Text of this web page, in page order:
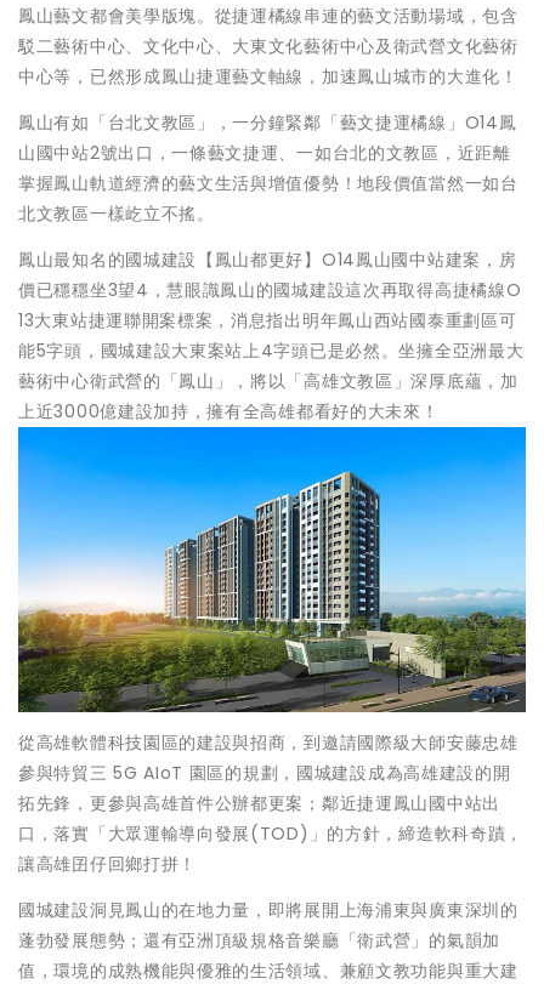
鳳山藝文都會美學版塊。從捷運橘線串連的藝文活動場域，包含
駁二藝術中心、文化中心、大東文化藝術中心及衛武營文化藝術
中心等，已然形成鳳山捷運藝文軸線，加速鳳山城市的大進化！
鳳山有如「台北文教區」，一分鐘緊鄰「藝文捷運橘線」O14鳳
山國中站2號出口，一條藝文捷運、一如台北的文教區，近距離
掌握鳳山軌道經濟的藝文生活與增值優勢！地段價值當然一如台
北文教區一樣屹立不搖。
鳳山最知名的國城建設【鳳山都更好】O14鳳山國中站建案，房
價已穩穩坐3望4，慧眼識鳳山的國城建設這次再取得高捷橘線O
13大東站捷運聯開案標案，消息指出明年鳳山西站國泰重劃區可
能5字頭，國城建設大東案站上4字頭已是必然。坐擁全亞洲最大
藝術中心衛武營的「鳳山」，將以「高雄文教區」深厚底蘊，加
上近3000億建設加持，擁有全高雄都看好的大未來！
從高雄軟體科技園區的建設與招商，到邀請國際級大師安藤忠雄
參與特貿三 5G AIoT 園區的規劃，國城建設成為高雄建設的開
拓先鋒，更參與高雄首件公辦都更案；鄰近捷運鳳山國中站出
口，落實「大眾運輸導向發展(TOD)」的方針，締造軟科奇蹟，
讓高雄囝仔回鄉打拼！
國城建設洞見鳳山的在地力量，即將展開上海浦東與廣東深圳的
蓬勃發展態勢；還有亞洲頂級規格音樂廳「衛武營」的氣韻加
值，環境的成熟機能與優雅的生活領域、兼顧文教功能與重大建